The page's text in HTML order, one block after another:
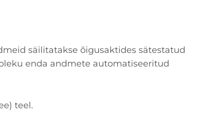
säilitatakse õigusaktides sätestatud
enda andmete automatiseeritud
teel.